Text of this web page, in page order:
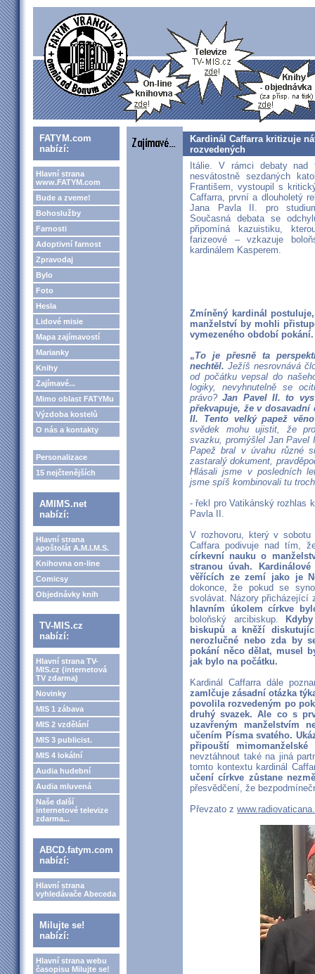
FATYM.com
nabízí:
Hlavní strana
www.FATYM.com
Bude a zveme!
Bohoslužby
Farnosti
Adoptivní farnost
Zpravodaj
Bylo
Foto
Hesla
Lidové misie
Mapa zajímavostí
Marianky
Knihy
Zajímavé...
Mimo oblast FATYMu
Výzdoba kostelů
O nás a kontakty
Personalizace
15 nejčtenějších
AMIMS.net
nabízí:
Hlavní strana
apoštolát A.M.I.M.S.
Knihovna on-line
Comicsy
Objednávky knih
TV-MIS.cz
nabízí:
Hlavní strana TV-
MIS.cz (internetová
TV zdarma)
Novinky
MIS 1 zábava
MIS 2 vzdělání
MIS 3 publicist.
MIS 4 lokální
Audia hudební
Audia mluvená
Naše další
internetové televize
zdarma...
ABCD.fatym.com
nabízí:
Hlavní strana
vyhledávače Abeceda
Milujte se!
nabízí:
Hlavní strana webu
časopisu Milujte se!
Kardinál Caffarra kritizuje
rozvedených
Itálie. V rámci debaty nad
nesvátostně sezdaných
Františem, vystoupil s
Caffarra, první a dlouholetý
Jana Pavla II. pro
Současná debata se
připomíná kazuistiku,
farizeové – vzkazuje
kardinálem Kasperem.
Zmíněný kardinál
manželství by mohli
vymezeného období pokání.
„To je přesně ta
nechtěl. Ježíš nesrovnává
od počátku vepsal do
logiky, nevyhnutelně se
právo?Jan Pavel II. to
překvapuje, že v
II. Tento velký papež
svědek mohu ujistit, že
svazku, promýšlel Jan Pavel
Papež bral v úvahu různé
zastaralý dokument,
Hlásali jsme v posledních
jsme spíš kombinovali tu
- řekl pro Vatikánský rozhlas
Pavla II.
V rozhovoru, který v
Caffara podivuje nad tím,
církevní nauku o
stranou úvah.
věřících ze zemí jako je
dokonce, že pokud se
svolávat. Názory přicházející
hlavním úkolem církve
boloňský arcibiskup.
biskupů a kněží
nerozlučné nebo zda by
pokání něco dělat, musel
jak bylo na počátku.
Kardinál Caffarra dále
zamlčuje zásadní otázka
povolila rozvedeným po
druhý svazek. Ale co s
uzavřeným manželstvím
učením Písma svatého.
připouští mimomanželské
nevztáhnout také na jiná
tomto kontextu kardinál
učení církve zůstane
přesvědčení, že
Převzato z